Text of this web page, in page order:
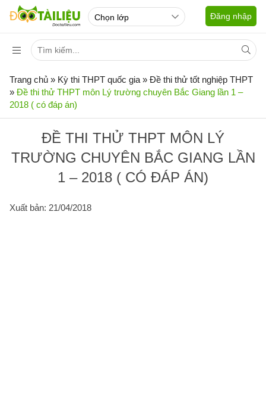
Đăng nhập
Trang chủ » Kỳ thi THPT quốc gia » Đề thi thử tốt nghiệp THPT
» Đề thi thử THPT môn Lý trường chuyên Bắc Giang lần 1 –
2018 ( có đáp án)
ĐỀ THI THỬ THPT MÔN LÝ
TRƯỜNG CHUYÊN BẮC GIANG LẦN
1 – 2018 ( CÓ ĐÁP ÁN)
Xuất bản: 21/04/2018